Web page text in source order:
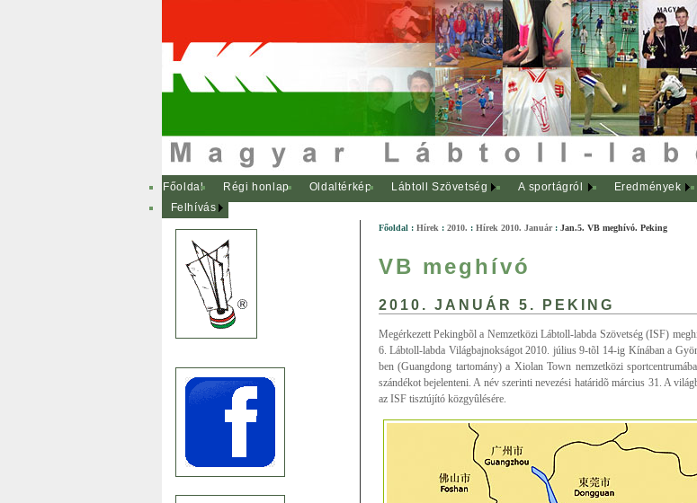
Főoldal Régi honlap Oldaltérkép Lábtoll Szövetség A sportágról Eredmények
Felhívás
Főoldal: Hírek : 2010. : Hírek 2010. Január: Jan.5. VB meghívó. Peking
VB meghívó
2010. JANUÁR 5. PEKING
Megérkezett Pekingbõl a Nemzetközi Lábtoll-labda Szövetség (ISF)
6. Lábtoll-labda Világbajnokságot 2010. július 9-tõl 14-ig Kínában a
ben (Guangdong tartomány) a Xiolan Town nemzetközi
szándékot bejelenteni. A név szerinti nevezési határidõ március 31. A
az ISF tisztújító közgyûlésére.